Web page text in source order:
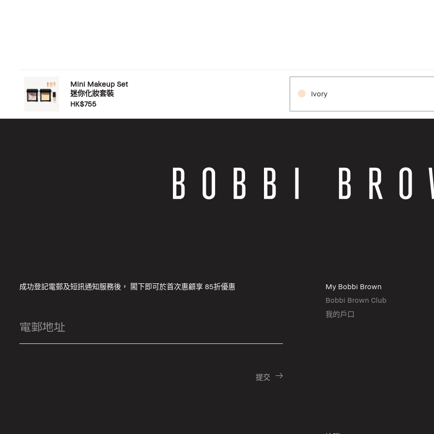
Mini Makeup Set
迷你化妝套裝
HK$755
Ivory
成功登記電郵及短訊通知服務後， 閣下即可於首次惠顧享 85折優惠
My Bobbi Brown
Bobbi Brown Club
我的戶口